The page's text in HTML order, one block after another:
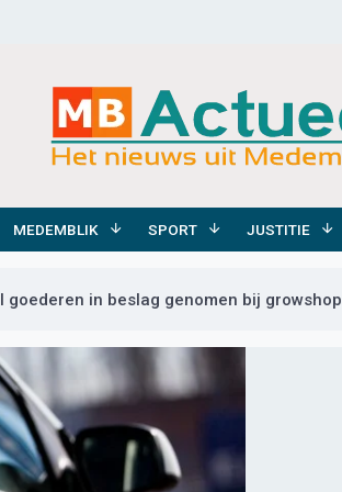
MEDEMBLIK SPORT JUSTITIE
goederen in beslag genomen bij